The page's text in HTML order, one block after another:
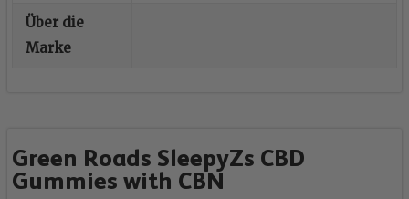
Über die
Marke
Green Roads SleepyZs CBD
Gummies with CBN